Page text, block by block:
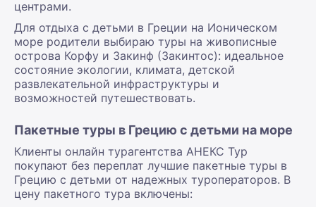
центрами.
Для отдыха с детьми в Греции на Ионическом
море родители выбираю туры на живописные
острова Корфу и Закинф (Закинтос): идеальное
состояние экологии, климата, детской
развлекательной инфраструктуры и
возможностей путешествовать.
Пакетные туры в Грецию с детьми на море
Клиенты онлайн турагентства АНЕКС Тур
покупают без переплат лучшие пакетные туры в
Грецию с детьми от надежных туроператоров. В
цену пакетного тура включены: